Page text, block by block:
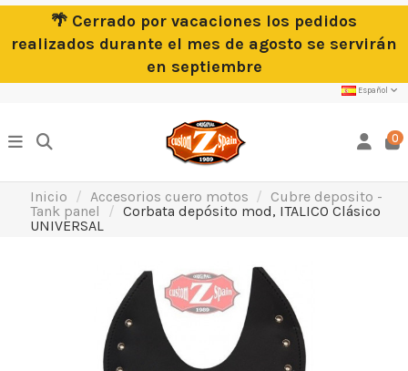
🌴 Cerrado por vacaciones los pedidos
realizados durante el mes de agosto se servirán
en septiembre
Español
0
Inicio Accesorios cuero motos
Cubre deposito -
Tank panel
Corbata depósito mod, ITALICO Clásico
UNIVERSAL